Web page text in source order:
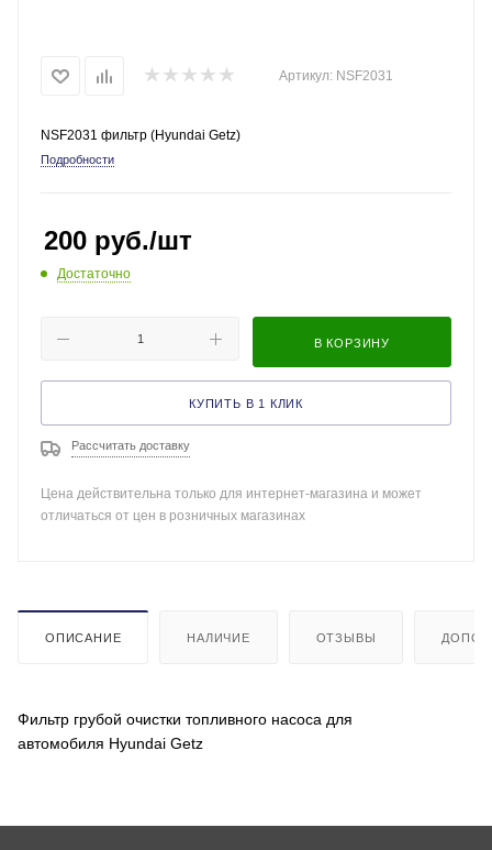
Артикул: NSF2031
NSF2031 фильтр (Hyundai Getz)
Подробности
200 руб./шт
Достаточно
В КОРЗИНУ
КУПИТЬ В 1 КЛИК
Рассчитать доставку
Цена действительна только для интернет-магазина и может
отличаться от цен в розничных магазинах
ОПИСАНИЕ НАЛИЧИЕ ОТЗЫВЫ
Фильтр грубой очистки топливного насоса для
автомобиля Hyundai Getz